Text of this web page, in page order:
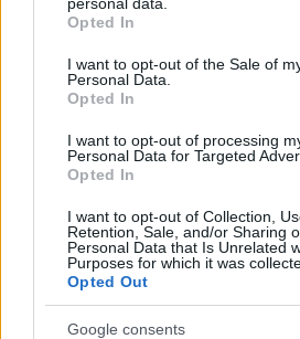
grant or deny consent to Google and
use your data for below specified
consent section.
Opted In
I want to opt-out of the Sale of
Personal Data.
Opted In
I want to opt-out of processing
Personal Data for Targeted
Opted In
I want to opt-out of Collection,
Retention, Sale, and/or Sharing
Personal Data that Is Unrelated
Purposes for which it was
Opted Out
Google consents
11:10: 20km skiathlon (10km
fristil), menn
13:00: 20km skiathlon (10km
fristil), kvinner
7. desember
kvinner